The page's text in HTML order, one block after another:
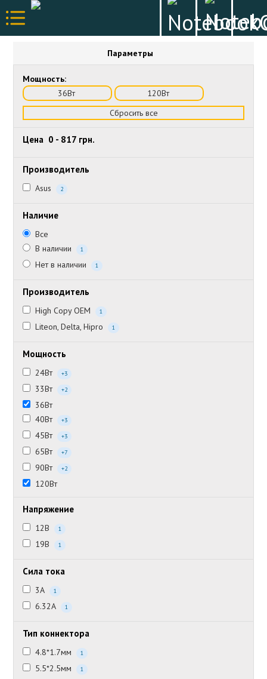
Параметры
Мощность:
36Вт
120Вт
Сбросить все
Цена 0 - 817 грн.
Производитель
Asus 2
Наличие
Все
В наличии
1
Нет в наличии 1
Производитель
High Copy OEM 1
Liteon, Delta, Hipro 1
Мощность
24Вт +3
33Вт +2
36Вт
40Вт
+3
45Вт +3
65Вт +7
90Вт +2
120Вт
Напряжение
12В 1
19В 1
Сила тока
3А 1
6.32А 1
Тип коннектора
4.8*1.7мм 1
5.5*2.5мм 1